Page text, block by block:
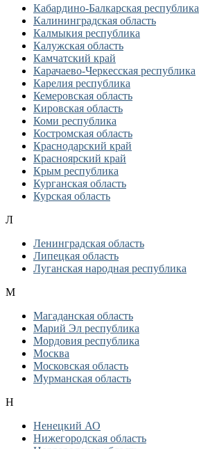
Кабардино-Балкарская республика
Калининградская область
Калмыкия республика
Калужская область
Камчатский край
Карачаево-Черкесская республика
Карелия республика
Кемеровская область
Кировская область
Коми республика
Костромская область
Краснодарский край
Красноярский край
Крым республика
Курганская область
Курская область
Л
Ленинградская область
Липецкая область
Луганская народная республика
М
Магаданская область
Марий Эл республика
Мордовия республика
Москва
Московская область
Мурманская область
Н
Ненецкий АО
Нижегородская область